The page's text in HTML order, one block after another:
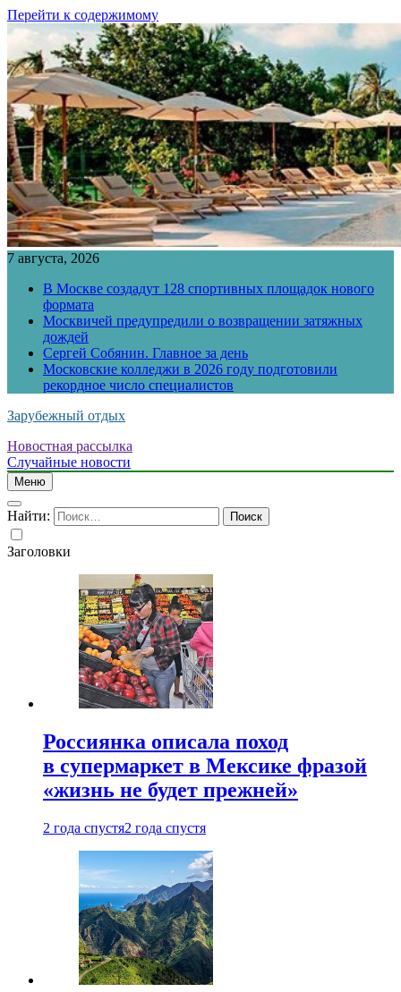
Перейти к содержимому
7 августа, 2026
В Москве создадут 128 спортивных площадок нового
формата
Москвичей предупредили о возвращении затяжных
дождей
Сергей Собянин. Главное за день
Московские колледжи в 2026 году подготовили
рекордное число специалистов
Зарубежный отдых
Новостная рассылка
Случайные новости
Меню
Найти:
Заголовки
Россиянка описала поход
в супермаркет в Мексике фразой
«жизнь не будет прежней»
2 года спустя2 года спустя